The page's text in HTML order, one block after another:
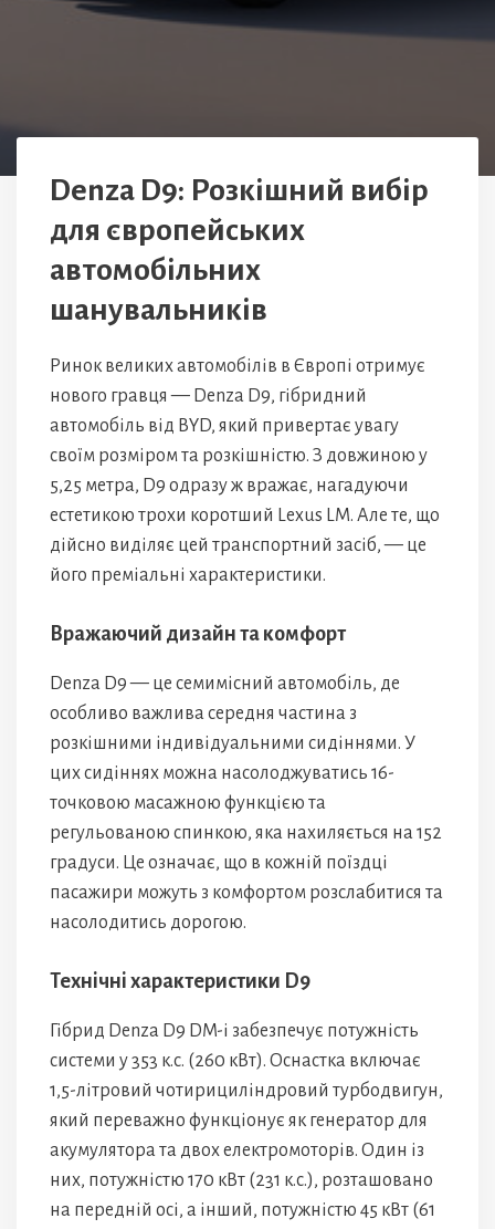
Denza D9: Розкішний вибір
для європейських
автомобільних
шанувальників
Ринок великих автомобілів в Європі отримує
нового гравця — Denza D9, гібридний
автомобіль від BYD, який привертає увагу
своїм розміром та розкішністю. З довжиною у
5,25 метра, D9 одразу ж вражає, нагадуючи
естетикою трохи коротший Lexus LM. Але те, що
дійсно виділяє цей транспортний засіб, — це
його преміальні характеристики.
Вражаючий дизайн та комфорт
Denza D9 — це семимісний автомобіль, де
особливо важлива середня частина з
розкішними індивідуальними сидіннями. У
цих сидіннях можна насолоджуватись 16-
точковою масажною функцією та
регульованою спинкою, яка нахиляється на 152
градуси. Це означає, що в кожній поїздці
пасажири можуть з комфортом розслабитися та
насолодитись дорогою.
Технічні характеристики D9
Гібрид Denza D9 DM-i забезпечує потужність
системи у 353 к.с. (260 кВт). Оснастка включає
1,5-літровий чотирициліндровий турбодвигун,
який переважно функціонує як генератор для
акумулятора та двох електромоторів. Один із
них, потужністю 170 кВт (231 к.с.), розташовано
на передній осі, а інший, потужністю 45 кВт (61